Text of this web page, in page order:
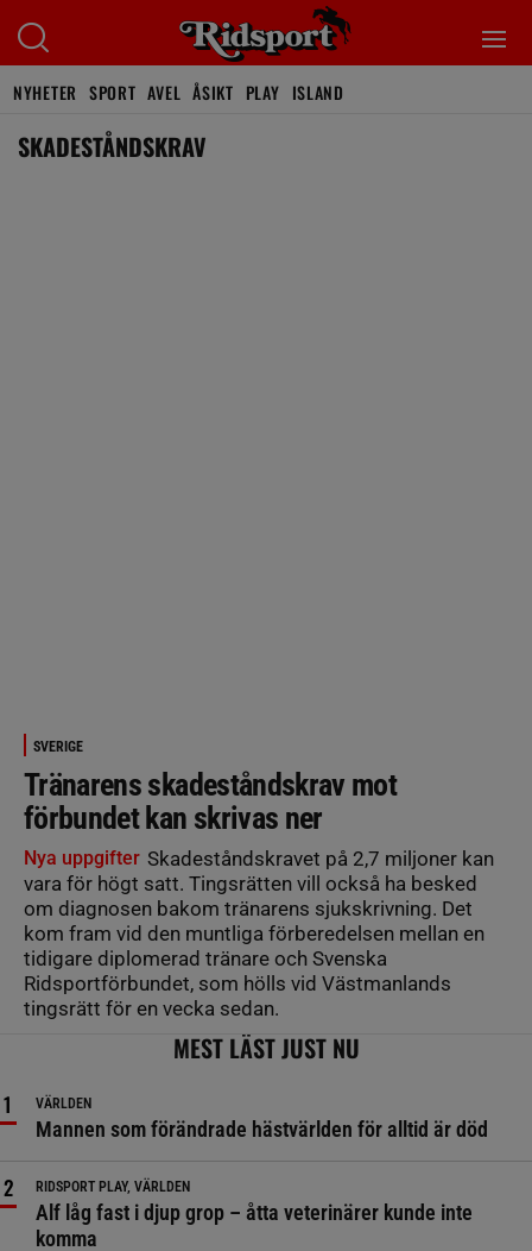
NYHETER SPORT AVEL ÅSIKT PLAY ISLAND
SKADESTÅNDSKRAV
SVERIGE
Tränarens skadeståndskrav mot
förbundet kan skrivas ner
Nya uppgifter Skadeståndskravet på 2,7 miljoner kan
vara för högt satt. Tingsrätten vill också ha besked
om diagnosen bakom tränarens sjukskrivning. Det
kom fram vid den muntliga förberedelsen mellan en
tidigare diplomerad tränare och Svenska
Ridsportförbundet, som hölls vid Västmanlands
tingsrätt för en vecka sedan.
MEST LÄST JUST NU
VÄRLDEN
Mannen som förändrade hästvärlden för alltid är död
RIDSPORT PLAY, VÄRLDEN
Alf låg fast i djup grop – åtta veterinärer kunde inte
komma